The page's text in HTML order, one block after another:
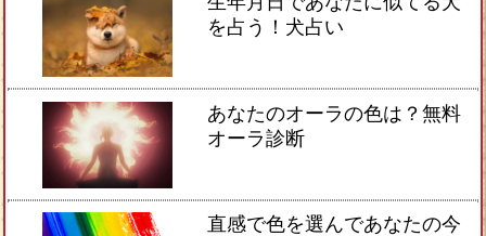
を占う！犬占い
あなたのオーラの色は？無料
オーラ診断
直感で色を選んであなたの今